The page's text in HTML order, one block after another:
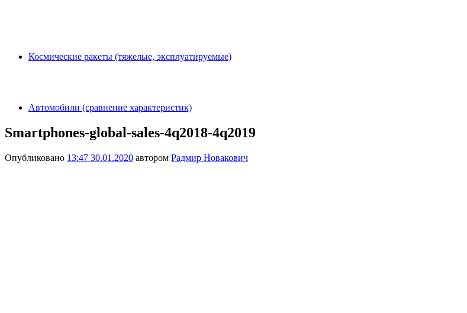
Космические ракеты (тяжелые, эксплуатируемые)
Автомобили (сравнение характеристик)
Smartphones-global-sales-4q2018-4q2019
Опубликовано 13:47 30.01.2020 автором Радмир Новакович